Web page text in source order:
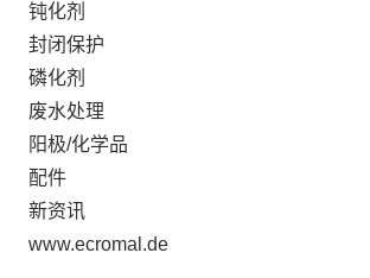
钝化剂
封闭保护
磷化剂
废水处理
阳极/化学品
配件
新资讯
www.ecromal.de